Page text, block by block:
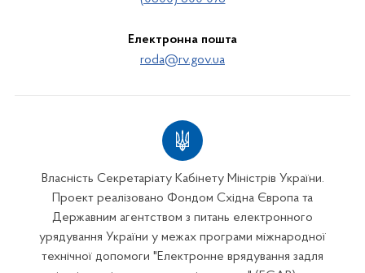
Електронна пошта
roda@rv.gov.ua
Власність Секретаріату Кабінету Міністрів України.
Проект реалізовано Фондом Східна Європа та
Державним агентством з питань електронного
урядування України у межах програми міжнародної
технічної допомоги "Електронне врядування задля